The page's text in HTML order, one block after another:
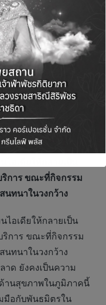
x MIT Hacking
ขันทางวิชาการ แต่คือ
กิจสุขภาพ เรากำลัง
ดันธุรกิจสุขภาพอย่าง
รับคัดเลือกจะได้
หรับเข้าโครงการ
เชื่อมโยงกับภาค
นเพื่อขยายผลไปสู่
การ ขณะที่กิจกรรม
นทนาในวงกว้าง
ไอเดียให้กลายเป็น
การ ขณะที่กิจกรรม
นทนาในวงกว้าง
าด ยังคงเป็นความ
านสุขภาพในภูมิภาคนี้
มือกับพันธมิตรใน